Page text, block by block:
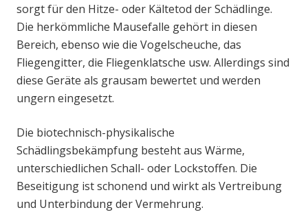
sorgt für den Hitze- oder Kältetod der Schädlinge.
Die herkömmliche Mausefalle gehört in diesen
Bereich, ebenso wie die Vogelscheuche, das
Fliegengitter, die Fliegenklatsche usw. Allerdings sind
diese Geräte als grausam bewertet und werden
ungern eingesetzt.
Die biotechnisch-physikalische
Schädlingsbekämpfung besteht aus Wärme,
unterschiedlichen Schall- oder Lockstoffen. Die
Beseitigung ist schonend und wirkt als Vertreibung
und Unterbindung der Vermehrung.